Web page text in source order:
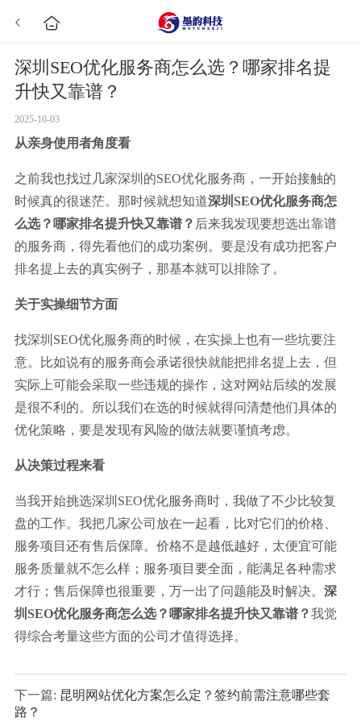
深圳SEO优化服务商怎么选？哪家排名提
升快又靠谱？
2025-10-03
从亲身使用者角度看
之前我也找过几家深圳的SEO优化服务商，一开始接触的
时候真的很迷茫。那时候就想知道深圳SEO优化服务商怎
么选？哪家排名提升快又靠谱？ 后来我发现要想选出靠谱
的服务商，得先看他们的成功案例。要是没有成功把客户
排名提上去的真实例子，那基本就可以排除了。
关于实操细节方面
找深圳SEO优化服务商的时候，在实操上也有一些坑要注
意。比如说有的服务商会承诺很快就能把排名提上去，但
实际上可能会采取一些违规的操作，这对网站后续的发展
是很不利的。所以我们在选的时候就得问清楚他们具体的
优化策略，要是发现有风险的做法就要谨慎考虑。
从决策过程来看
当我开始挑选深圳SEO优化服务商时，我做了不少比较复
盘的工作。我把几家公司放在一起看，比对它们的价格、
服务项目还有售后保障。价格不是越低越好，太便宜可能
服务质量就不怎么样；服务项目要全面，能满足各种需求
才行；售后保障也很重要，万一出了问题能及时解决。 深
圳SEO优化服务商怎么选？哪家排名提升快又靠谱？我觉
得综合考量这些方面的公司才值得选择。
下一篇: 昆明网站优化方案怎么定？签约前需注意哪些套
路？